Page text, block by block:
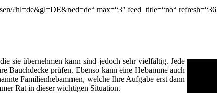
?hl=de&gl=DE&ned=de“ max=“3″ feed_title=“no“
sie übernehmen kann sind jedoch sehr vielfältig. Jede
Bauchdecke prüfen. Ebenso kann eine Hebamme auch
Familienhebammen, welche Ihre Aufgabe erst dann
Rat in dieser wichtigen Situation.